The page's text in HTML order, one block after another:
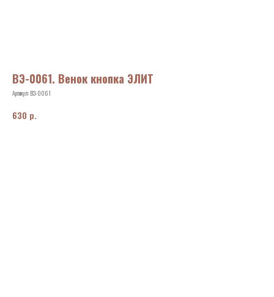
ВЭ-0061. Венок кнопка ЭЛИТ
Артикул: ВЭ-0061
630 р.